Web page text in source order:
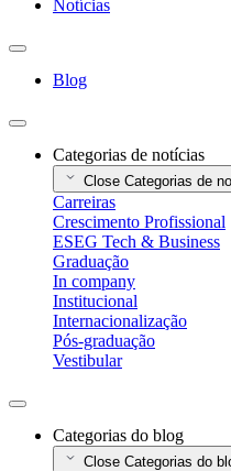
Notícias
Blog
Categorias de notícias
Close Categorias de
Carreiras
Crescimento Profissional
ESEG Tech & Business
Graduação
In company
Institucional
Internacionalização
Pós-graduação
Vestibular
Categorias do blog
Close Categorias do